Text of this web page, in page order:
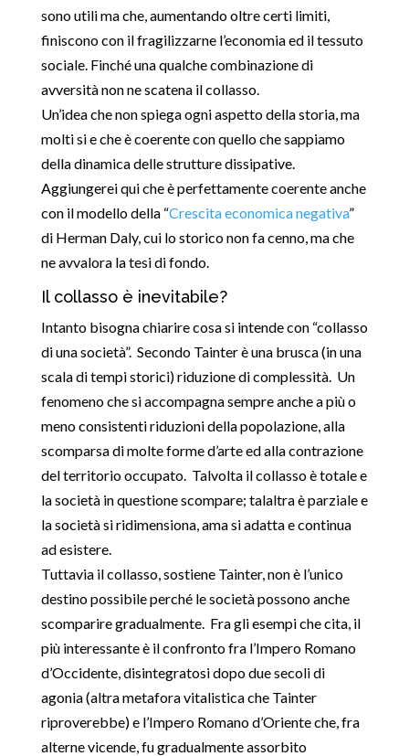
sono utili ma che, aumentando oltre certi limiti,
finiscono con il fragilizzarne l’economia ed il tessuto
sociale. Finché una qualche combinazione di
avversità non ne scatena il collasso.
Un’idea che non spiega ogni aspetto della storia, ma
molti si e che è coerente con quello che sappiamo
della dinamica delle strutture dissipative.
Aggiungerei qui che è perfettamente coerente anche
con il modello della “Crescita economica negativa”
di Herman Daly, cui lo storico non fa cenno, ma che
ne avvalora la tesi di fondo.
Il collasso è inevitabile?
Intanto bisogna chiarire cosa si intende con “collasso
di una società”. Secondo Tainter è una brusca (in una
scala di tempi storici) riduzione di complessità. Un
fenomeno che si accompagna sempre anche a più o
meno consistenti riduzioni della popolazione, alla
scomparsa di molte forme d’arte ed alla contrazione
del territorio occupato. Talvolta il collasso è totale e
la società in questione scompare; talaltra è parziale e
la società si ridimensiona, ama si adatta e continua
ad esistere.
Tuttavia il collasso, sostiene Tainter, non è l’unico
destino possibile perché le società possono anche
scomparire gradualmente. Fra gli esempi che cita, il
più interessante è il confronto fra l’Impero Romano
d’Occidente, disintegratosi dopo due secoli di
agonia (altra metafora vitalistica che Tainter
riproverebbe) e l’Impero Romano d’Oriente che, fra
alterne vicende, fu gradualmente assorbito